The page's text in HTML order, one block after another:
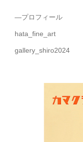
—プロフィール
hata_fine_art
gallery_shiro2024